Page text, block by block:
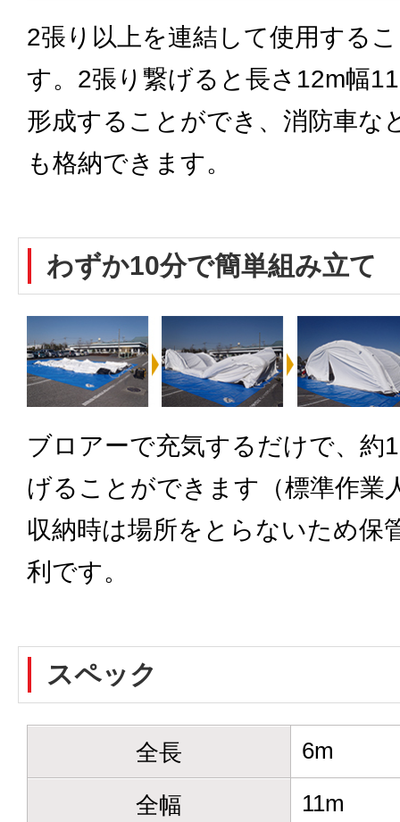
2張り以上を連結して使用する
す。2張り繋げると長さ12m幅
形成することができ、消防車な
も格納できます。
わずか10分で簡単組み立て
ブロアーで充気するだけで、約
げることができます（標準作業
収納時は場所をとらないため保
利です。
スペック
全長 6m
全幅 11m